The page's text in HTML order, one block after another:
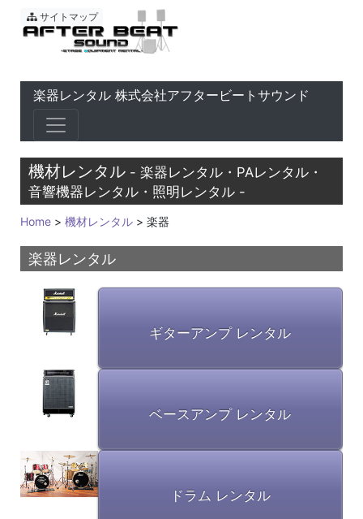
東京 音響会社・PA・楽器レ
サイトマップ
楽器レンタル 株式会社アフタービートサウンド
機材レンタル - 楽器レンタル・PAレンタル・
音響機器レンタル・照明レンタル -
Home > 機材レンタル > 楽器
楽器レンタル
ギターアンプ レンタル
ベースアンプ レンタル
ドラム レンタル